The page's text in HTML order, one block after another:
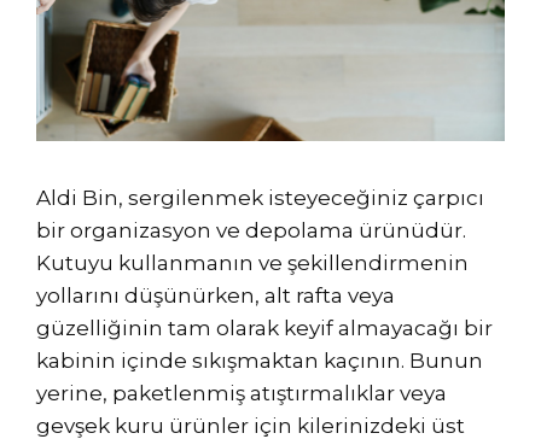
Aldi Bin, sergilenmek isteyeceğiniz çarpıcı
bir organizasyon ve depolama ürünüdür.
Kutuyu kullanmanın ve şekillendirmenin
yollarını düşünürken, alt rafta veya
güzelliğinin tam olarak keyif almayacağı bir
kabinin içinde sıkışmaktan kaçının. Bunun
yerine, paketlenmiş atıştırmalıklar veya
gevşek kuru ürünler için kilerinizdeki üst